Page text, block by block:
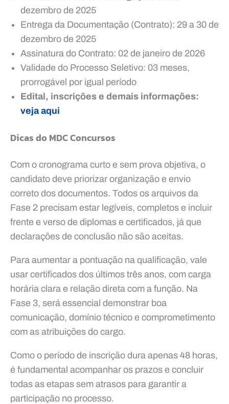
dezembro de 2025
Entrega da Documentação (Contrato): 29 a 30 de
dezembro de 2025
Assinatura do Contrato: 02 de janeiro de 2026
Validade do Processo Seletivo: 03 meses,
prorrogável por igual período
Edital, inscrições e demais informações:
veja aqui
Dicas do MDC Concursos
Com o cronograma curto e sem prova objetiva, o
candidato deve priorizar organização e envio
correto dos documentos. Todos os arquivos da
Fase 2 precisam estar legíveis, completos e incluir
frente e verso de diplomas e certificados, já que
declarações de conclusão não são aceitas.
Para aumentar a pontuação na qualificação, vale
usar certificados dos últimos três anos, com carga
horária clara e relação direta com a função. Na
Fase 3, será essencial demonstrar boa
comunicação, domínio técnico e comprometimento
com as atribuições do cargo.
Como o período de inscrição dura apenas 48 horas,
é fundamental acompanhar os prazos e concluir
todas as etapas sem atrasos para garantir a
participação no processo.